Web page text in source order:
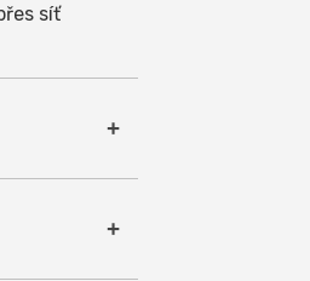
síť
odolné